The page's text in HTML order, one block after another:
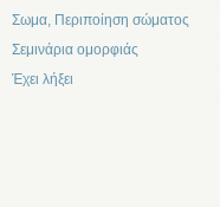
Σωμα, Περιποίηση σώματος
Σεμινάρια ομορφιάς
Έχει λήξει